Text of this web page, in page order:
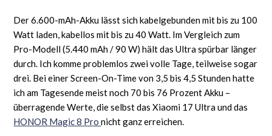
Der 6.600-mAh-Akku lässt sich kabelgebunden mit bis zu 100
Watt laden, kabellos mit bis zu 40 Watt. Im Vergleich zum
Pro-Modell (5.440 mAh / 90 W) hält das Ultra spürbar länger
durch. Ich komme problemlos zwei volle Tage, teilweise sogar
drei. Bei einer Screen-On-Time von 3,5 bis 4,5 Stunden hatte
ich am Tagesende meist noch 70 bis 76 Prozent Akku –
überragende Werte, die selbst das Xiaomi 17 Ultra und das
HONOR Magic 8 Pronicht ganz erreichen.